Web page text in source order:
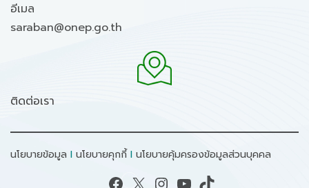
อีเมล
saraban@onep.go.th
ติดต่อเรา
นโยบายข้อมูล I นโยบายคุกกี้ I นโยบายคุ้มครองข้อมูลส่วนบุคคล
Facebook X Instagram YouTube TikTok